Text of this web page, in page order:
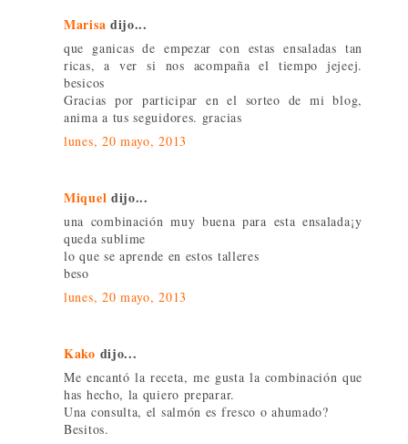
Marisa dijo...
que ganicas de empezar con estas ensaladas tan
ricas, a ver si nos acompaña el tiempo jejeej.
besicos
Gracias por participar en el sorteo de mi blog,
anima a tus seguidores. gracias
lunes, 20 mayo, 2013
Miquel dijo...
una combinación muy buena para esta ensalada¡y
queda sublime
lo que se aprende en estos talleres
beso
lunes, 20 mayo, 2013
Kako dijo...
Me encantó la receta, me gusta la combinación que
has hecho, la quiero preparar.
Una consulta, el salmón es fresco o ahumado?
Besitos.